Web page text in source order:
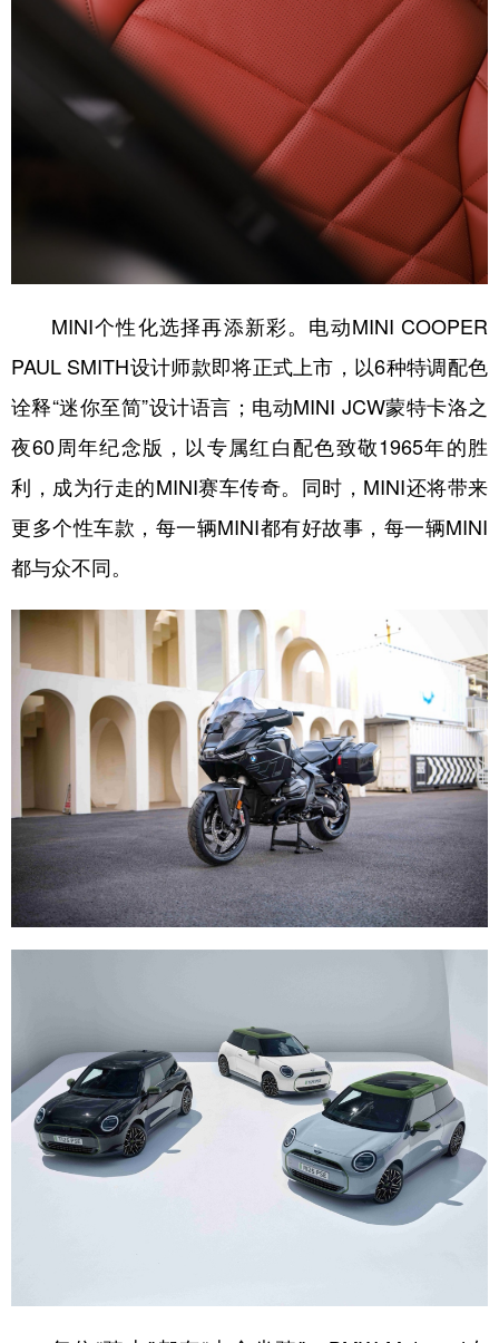
MINI个性化选择再添新彩。电动MINI COOPER
PAUL SMITH设计师款即将正式上市，以6种特调配色
诠释“迷你至简”设计语言；电动MINI JCW蒙特卡洛之
夜60周年纪念版，以专属红白配色致敬1965年的胜
利，成为行走的MINI赛车传奇。同时，MINI还将带来
更多个性车款，每一辆MINI都有好故事，每一辆MINI
都与众不同。